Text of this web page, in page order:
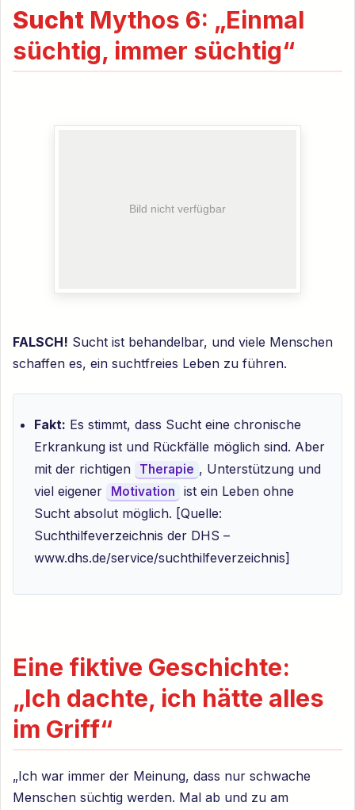
Sucht Mythos 6: „Einmal
süchtig, immer süchtig“
FALSCH! Sucht ist behandelbar, und viele Menschen
schaffen es, ein suchtfreies Leben zu führen.
Fakt: Es stimmt, dass Sucht eine chronische
Erkrankung ist und Rückfälle möglich sind. Aber
mit der richtigen
Therapie , Unterstützung und
viel eigener
Motivation
ist ein Leben ohne
Sucht absolut möglich. [Quelle:
Suchthilfeverzeichnis der DHS –
www.dhs.de/service/suchthilfeverzeichnis]
Eine fiktive Geschichte:
„Ich dachte, ich hätte alles
im Griff“
„Ich war immer der Meinung, dass nur schwache
Menschen süchtig werden. Mal ab und zu am